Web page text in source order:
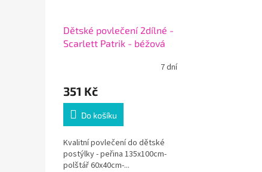
Dětské povlečení 2dílné -
Scarlett Patrik - béžová
7 dní
351 Kč
Do košíku
Kvalitní povlečení do dětské
postýlky - peřina 135x100cm-
polštář 60x40cm-...